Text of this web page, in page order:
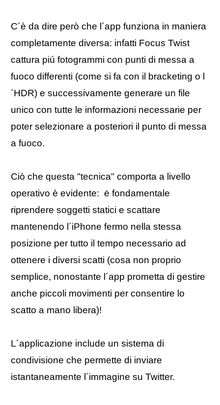
C´è da dire però che l´app funziona in maniera
completamente diversa: infatti Focus Twist
cattura piú fotogrammi con punti di messa a
fuoco differenti (come si fa con il bracketing o l
´HDR) e successivamente generare un file
unico con tutte le informazioni necessarie per
poter selezionare a posteriori il punto di messa
a fuoco.
Ciò che questa "tecnica" comporta a livello
operativo è evidente: ė fondamentale
riprendere soggetti statici e scattare
mantenendo l´iPhone fermo nella stessa
posizione per tutto il tempo necessario ad
ottenere i diversi scatti (cosa non proprio
semplice, nonostante l´app prometta di gestire
anche piccoli movimenti per consentire lo
scatto a mano libera)!
L´applicazione include un sistema di
condivisione che permette di inviare
istantaneamente l´immagine su Twitter.